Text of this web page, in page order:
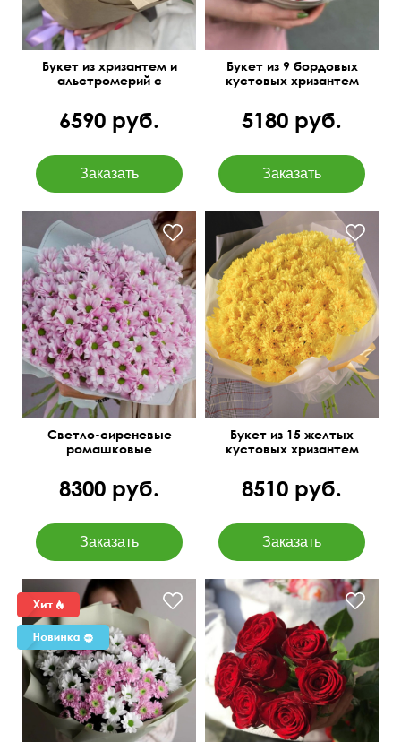
Букет из хризантем и
альстромерий с
6590 руб.
Букет из 9 бордовых
кустовых хризантем
5180 руб.
Светло-сиреневые
ромашковые
8300 руб.
Букет из 15 желтых
кустовых хризантем
8510 руб.